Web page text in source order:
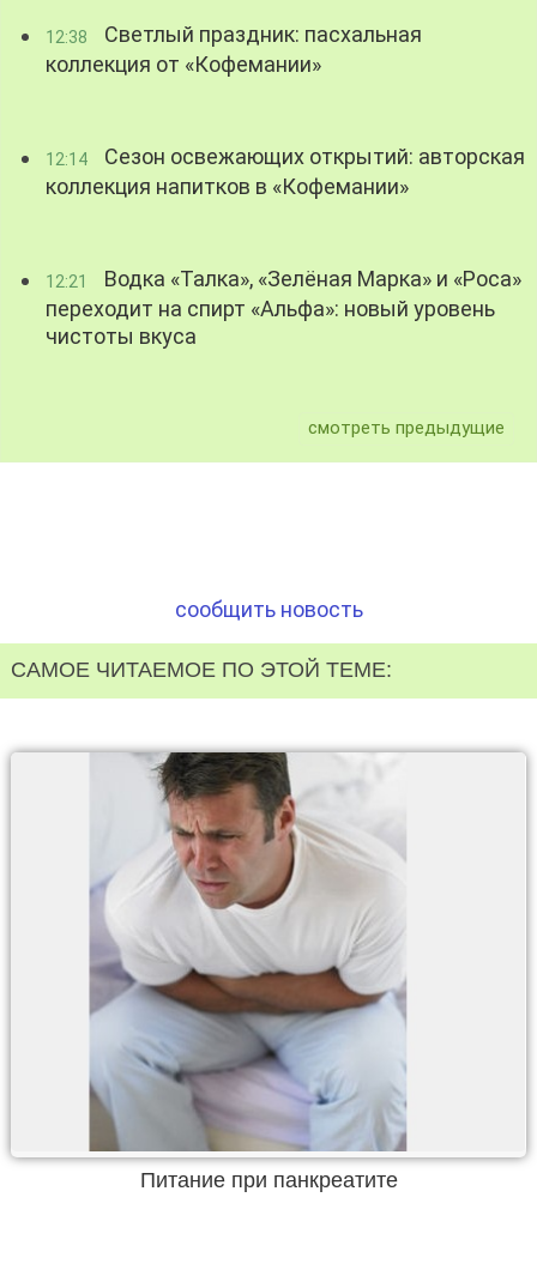
12:38
Светлый праздник: пасхальная
коллекция от «Кофемании»
12:14
Сезон освежающих открытий: авторская
коллекция напитков в «Кофемании»
12:21
Водка «Талка», «Зелёная Марка» и «Роса»
переходит на спирт «Альфа»: новый уровень
чистоты вкуса
смотреть предыдущие
сообщить новость
САМОЕ ЧИТАЕМОЕ ПО ЭТОЙ ТЕМЕ:
Питание при панкреатите